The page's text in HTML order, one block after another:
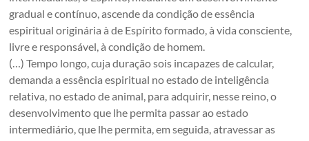
gradual e contínuo, ascende da condição de essência
espiritual originária à de Espírito formado, à vida consciente,
livre e responsável, à condição de homem.
(…) Tempo longo, cuja duração sois incapazes de calcular,
demanda a essência espiritual no estado de inteligência
relativa, no estado de animal, para adquirir, nesse reino, o
desenvolvimento que lhe permita passar ao estado
intermediário, que lhe permita, em seguida, atravessar as